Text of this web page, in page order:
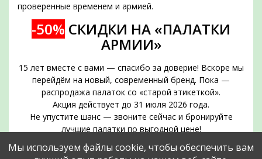
проверенные временем и армией.
-50% СКИДКИ НА «ПАЛАТКИ
АРМИИ»
15 лет вместе с вами — спасибо за доверие! Вскоре мы
перейдём на новый, современный бренд. Пока —
распродажа палаток со «старой этикеткой».
Акция действует до 31 июля 2026 года.
Не упустите шанс — звоните сейчас и бронируйте
лучшие палатки по выгодной цене!
Срок действия акции — до 31 июля 2026 года
Позвоните прямо сейчас и забронируйте нужное
Мы используем файлы cookie, чтобы обеспечить вам